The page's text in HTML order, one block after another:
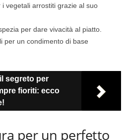
i vegetali arrostiti grazie al suo
per dare vivacità al piatto.
per un condimento di base
segreto per
fioriti: ecco
per un perfetto